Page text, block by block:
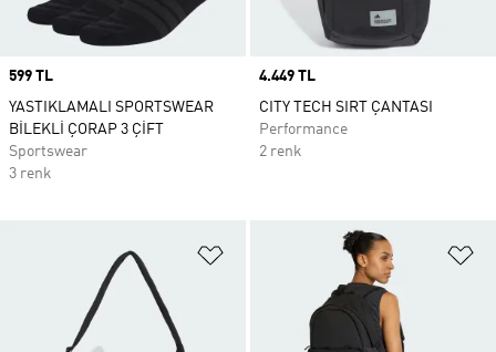
Price
599 TL
YASTIKLAMALI SPORTSWEAR
BİLEKLİ ÇORAP 3 ÇİFT
Sportswear
3 renk
Price
4.449 TL
CITY TECH SIRT ÇANTASI
Performance
2 renk
Favori Listesine Ekle